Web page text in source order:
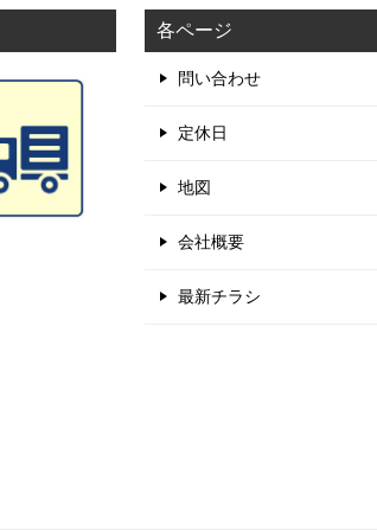
各ページ
問い合わせ
定休日
地図
会社概要
最新チラシ